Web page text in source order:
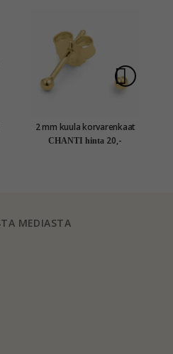
2 mm kuula korvarenkaat
kullattu hopea
CHANTI hinta 20,-
MEDIASTA